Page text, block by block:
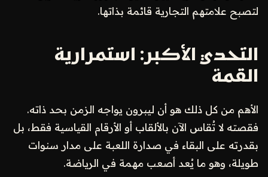
لتصبح علامتهم التجارية قائمة بذاتها.
التحدي الأكبر: استمرارية
القمة
الأهم من كل ذلك هو أن ليبرون يواجه الزمن بحد ذاته.
فقصته لا تُقاس الآن بالألقاب أو الأرقام القياسية فقط، بل
بقدرته على البقاء في صدارة اللعبة على مدار سنوات
طويلة، وهو ما يُعد أصعب مهمة في الرياضة.